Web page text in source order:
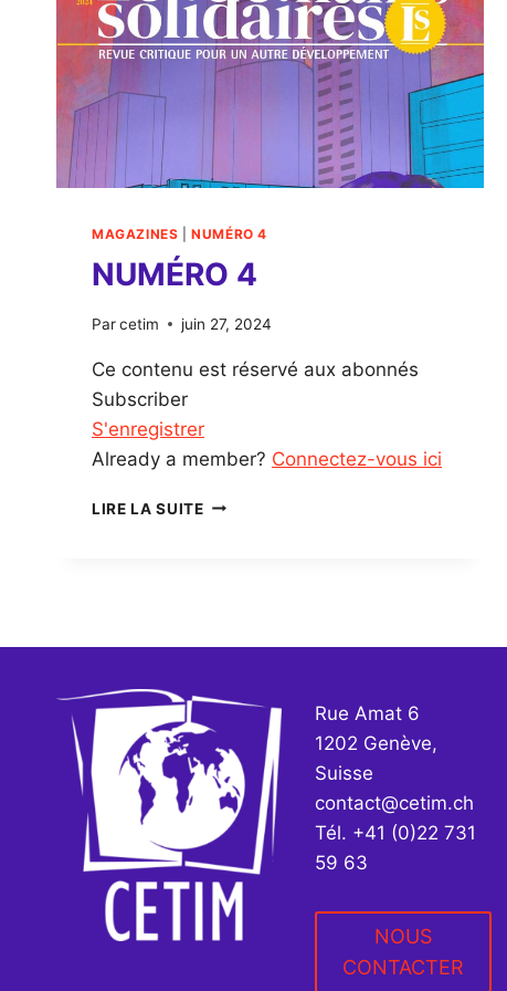
MAGAZINES |NUMÉRO 4
NUMÉRO 4
Parcetim juin 27, 2024
Ce contenu est réservé aux abonnés
Subscriber
S'enregistrer
Already a member? Connectez-vous ici
LIRE LA SUITENUMÉRO
Rue Amat 6
1202 Genève,
Suisse
contact@cetim.ch
Tél. +41 (0)22 731
59 63
NOUS
CONTACTER